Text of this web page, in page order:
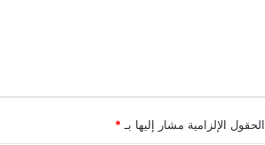
الحقول الإلزامية مشار إليها بـ *